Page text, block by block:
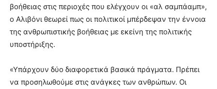
βοήθειας στις περιοχές που ελέγχουν οι «αλ σαμπάαμπ»,
ο Αλιβόνι θεωρεί πως οι πολιτικοί μπέρδεψαν την έννοια
της ανθρωπιστικής βοήθειας με εκείνη της πολιτικής
υποστήριξης.
«Υπάρχουν δύο διαφορετικά βασικά πράγματα. Πρέπει
να προσηλωθούμε στις ανάγκες των ανθρώπων. Οι